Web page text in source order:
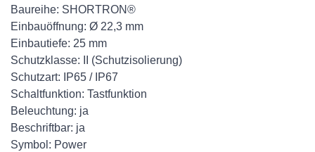
Baureihe: SHORTRON®
Einbauöffnung: Ø 22,3 mm
Einbautiefe: 25 mm
Schutzklasse: II (Schutzisolierung)
Schutzart: IP65 / IP67
Schaltfunktion: Tastfunktion
Beleuchtung: ja
Beschriftbar: ja
Symbol: Power